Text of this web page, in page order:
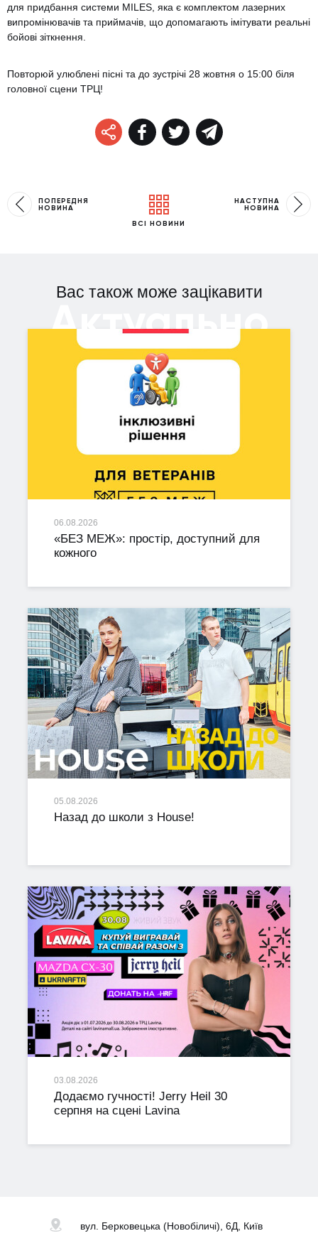
для придбання системи MILES, яка є комплектом лазерних
випромінювачів та приймачів, що допомагають імітувати реальні
бойові зіткнення.
Повторюй улюблені пісні та до зустрічі 28 жовтня о 15:00 біля
головної сцени ТРЦ!
ПОПЕРЕДНЯ
НОВИНА
ВСІ НОВИНИ
НАСТУПНА
НОВИНА
Вас також може зацікавити
Актуально
06.08.2026
«БЕЗ МЕЖ»: простір, доступний для
кожного
05.08.2026
Назад до школи з House!
03.08.2026
Додаємо гучності! Jerry Heil 30
серпня на сцені Lavina
вул. Берковецька(Новобіличі), 6Д, Київ